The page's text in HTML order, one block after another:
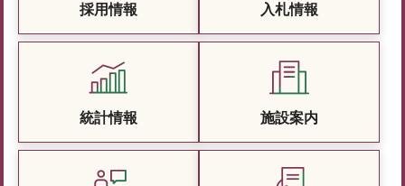
採用情報 入札情報
統計情報 施設案内